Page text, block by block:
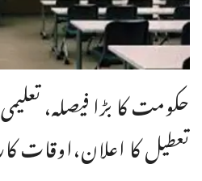
حکومت کا بڑا فیصلہ،
تعطیل کا اعلان،اوقات